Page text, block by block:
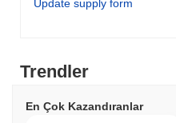
Update supply form
Trendler
En Çok Kazandıranlar